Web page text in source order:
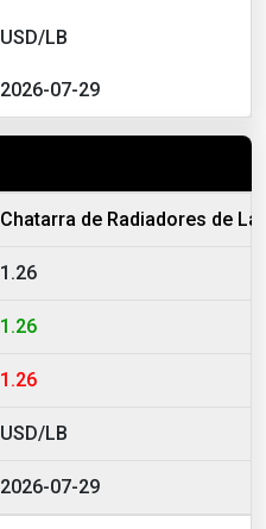
USD/LB
2026-07-29
Chatarra de Radiadores de
1.26
1.26
1.26
USD/LB
2026-07-29